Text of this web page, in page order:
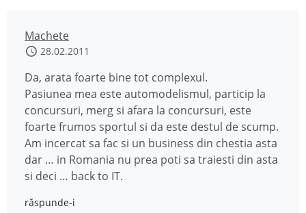
Machete
28.02.2011
Da, arata foarte bine tot complexul.
Pasiunea mea este automodelismul, particip la
concursuri, merg si afara la concursuri, este
foarte frumos sportul si da este destul de scump.
Am incercat sa fac si un business din chestia asta
dar … in Romania nu prea poti sa traiesti din asta
si deci … back to IT.
răspunde-i